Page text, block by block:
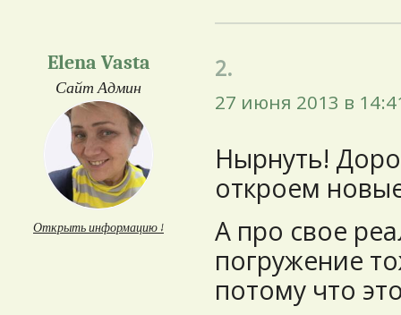
Elena Vasta
Сайт Админ
Открыть информацию ↓
2.
27 июня 2013 в
Нырнуть!
откроем
А про свое
погружение
потому что